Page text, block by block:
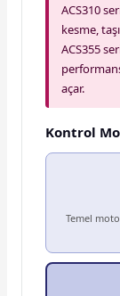
ACS310
kesme,
ACS355
açar.
Kontrol
Temel